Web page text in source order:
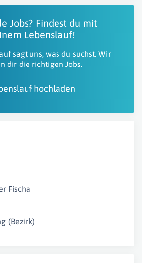
Jobs? Findest du mit
Lebenslauf!
sagt uns, was du suchst. Wir
dir die richtigen Jobs.
hochladen
Fischa
(Bezirk)